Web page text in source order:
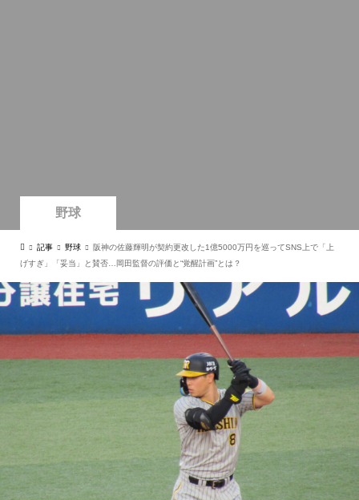
野球
記事 野球
阪神の佐藤輝明が契約更改した1億5000万円を巡ってSNS上で「上
げすぎ」「妥当」と賛否…岡田監督の評価と“覚醒計画”とは？